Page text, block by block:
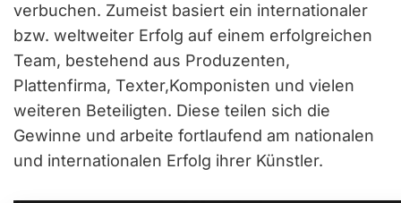
verbuchen. Zumeist basiert ein internationaler
bzw. weltweiter Erfolg auf einem erfolgreichen
Team, bestehend aus Produzenten,
Plattenfirma, Texter,Komponisten und vielen
weiteren Beteiligten. Diese teilen sich die
Gewinne und arbeite fortlaufend am nationalen
und internationalen Erfolg ihrer Künstler.